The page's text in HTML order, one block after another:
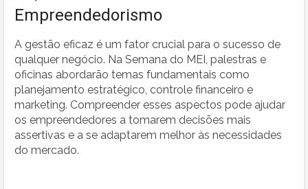
Empreendedorismo
A gestão eficaz é um fator crucial para o sucesso de
qualquer negócio. Na Semana do MEI, palestras e
oficinas abordarão temas fundamentais como
planejamento estratégico, controle financeiro e
marketing. Compreender esses aspectos pode ajudar
os empreendedores a tomarem decisões mais
assertivas e a se adaptarem melhor às necessidades
do mercado.